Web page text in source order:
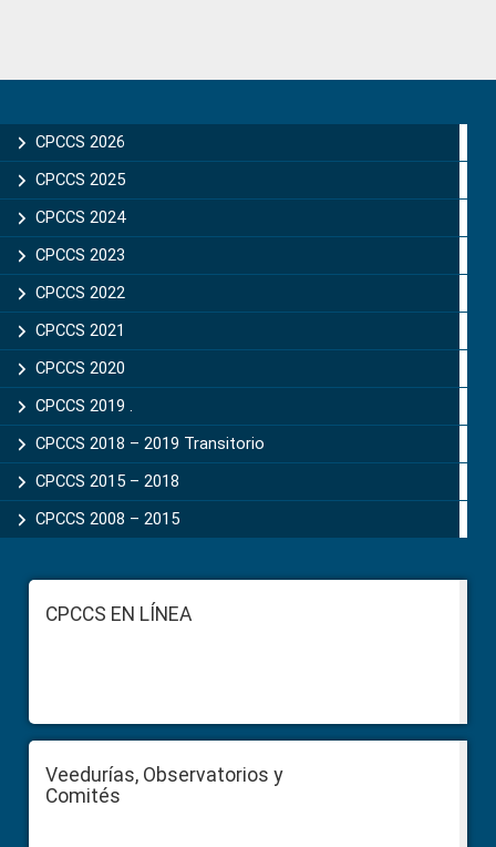
Sidebar
CPCCS 2026
CPCCS 2025
CPCCS 2024
CPCCS 2023
CPCCS 2022
CPCCS 2021
CPCCS 2020
CPCCS 2019 .
CPCCS 2018 – 2019 Transitorio
CPCCS 2015 – 2018
CPCCS 2008 – 2015
FooterCPCCS EN LÍNEA
Veedurías, Observatorios y
Comités